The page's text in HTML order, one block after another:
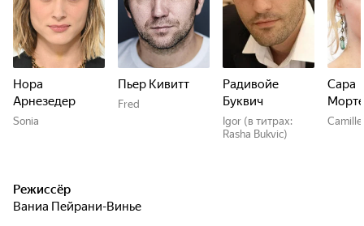
Нора
Арнезедер
Sonia
Пьер Кивитт
Fred
Радивойе
Буквич
Igor (в титрах:
Rasha Bukvic)
Сара
Camille
Режиссёр
Ваниа Пейрани-Винье